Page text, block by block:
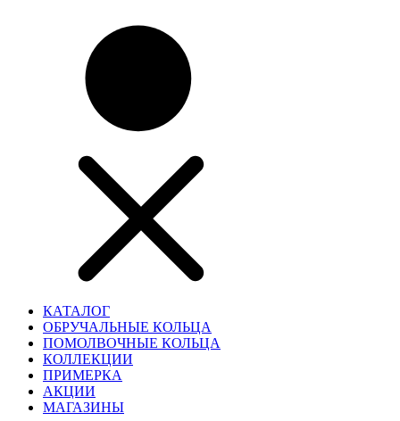
КАТАЛОГ
ОБРУЧАЛЬНЫЕ КОЛЬЦА
ПОМОЛВОЧНЫЕ КОЛЬЦА
КОЛЛЕКЦИИ
ПРИМЕРКА
АКЦИИ
МАГАЗИНЫ